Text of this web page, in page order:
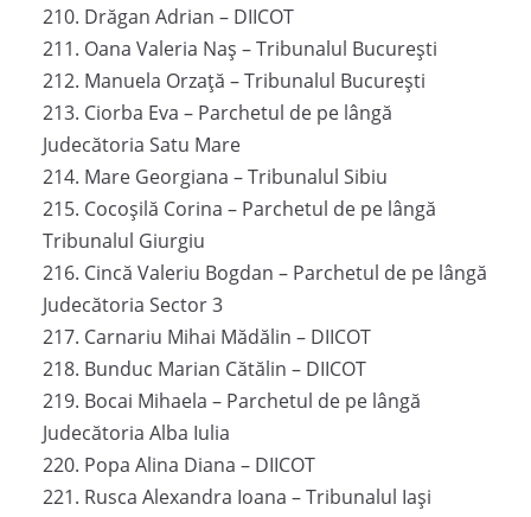
210. Drăgan Adrian – DIICOT
211. Oana Valeria Naș – Tribunalul București
212. Manuela Orzață – Tribunalul București
213. Ciorba Eva – Parchetul de pe lângă
Judecătoria Satu Mare
214. Mare Georgiana – Tribunalul Sibiu
215. Cocoșilă Corina – Parchetul de pe lângă
Tribunalul Giurgiu
216. Cincă Valeriu Bogdan – Parchetul de pe lângă
Judecătoria Sector 3
217. Carnariu Mihai Mădălin – DIICOT
218. Bunduc Marian Cătălin – DIICOT
219. Bocai Mihaela – Parchetul de pe lângă
Judecătoria Alba Iulia
220. Popa Alina Diana – DIICOT
221. Rusca Alexandra Ioana – Tribunalul Iași